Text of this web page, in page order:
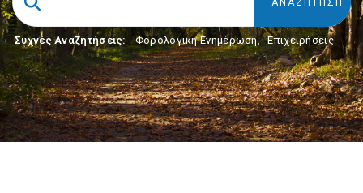
Συχνές Αναζητήσεις: Φορολογικη Ενημέρωση, Επιχειρήσεις